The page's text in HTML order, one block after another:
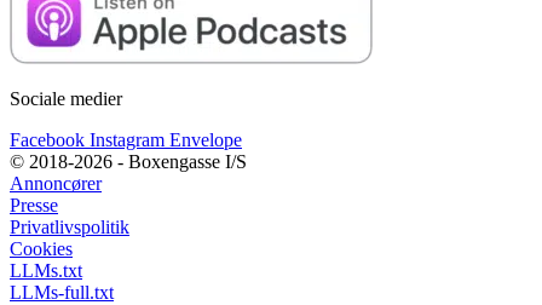
Sociale medier
Facebook Instagram Envelope
© 2018-2026 - Boxengasse I/S
Annoncører
Presse
Privatlivspolitik
Cookies
LLMs.txt
LLMs-full.txt